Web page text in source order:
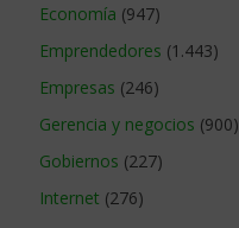
Economía (947)
Emprendedores (1.443)
Empresas (246)
Gerencia y negocios (900)
Gobiernos (227)
Internet (276)